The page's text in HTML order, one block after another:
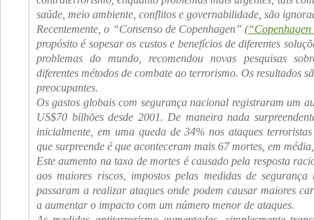
saúde, meio ambiente, conflitos e governabilidade, são
Recentemente, o “Consenso de Copenhagen” (
propósito é sopesar os custos e benefícios de diferentes
problemas do mundo, recomendou novas pesquisas
diferentes métodos de combate ao terrorismo. Os resultados
preocupantes.
Os gastos globais com segurança nacional registraram um
US$70 bilhões desde 2001. De maneira nada
inicialmente, em uma queda de 34% nos ataques
que surpreende é que aconteceram mais 67 mortes, em
Este aumento na taxa de mortes é causado pela resposta
aos maiores riscos, impostos pelas medidas de
passaram a realizar ataques onde podem causar maiores
a aumentar o impacto com um número menor de ataques.